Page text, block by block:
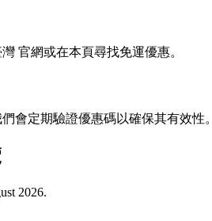
官網或在本頁尋找免運優惠。
會定期驗證優惠碼以確保其有效性。
2026.